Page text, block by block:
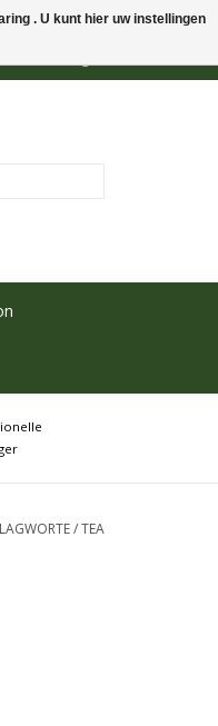
/TEA
. U kunt hier uw instellingen